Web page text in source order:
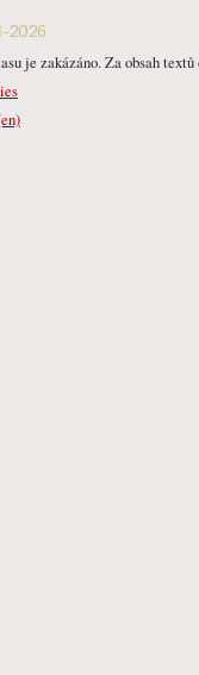
je zakázáno. Za obsah